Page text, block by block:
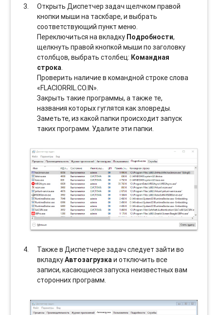
Открыть Диспетчер задач щелчком правой
кнопки мыши на таскбаре, и выбрать
соотвeтствующий пункт меню.
Переключиться на вкладку Подробности,
щелкнуть правой кнопкой мыши по заголовку
столбцов, выбрать столбец: Командная
строка.
Проверить наличие в командной строке слова
«FLACIORRIL.CO.IN».
Закрыть такие программы, а также те,
названия которых гуглятся как зловреды.
Заметьте, из какой папки происходит запуск
таких программ. Удалите эти папки.
Также в Диспетчере задач следует зайти во
вкладкуАвтозагрузкаи отключить все
записи, касающиеся запуска неизвестных вам
сторонних программ.